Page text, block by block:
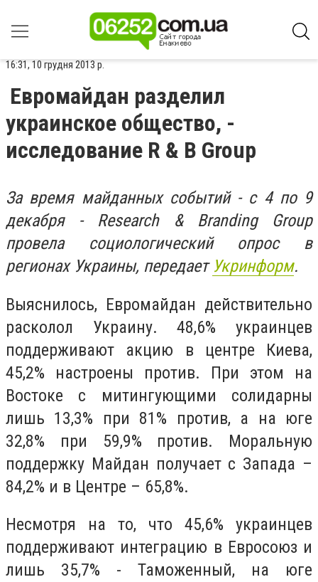
16:31, 10 грудня 2013 р.
Евромайдан разделил
украинское общество, -
исследование R & B Group
За время майданных событий - с 4 по 9
декабря - Research & Branding Group
провела социологический опрос в
регионах Украины, передает Укринформ.
Выяснилось, Евромайдан действительно
расколол Украину. 48,6% украинцев
поддерживают акцию в центре Киева,
45,2% настроены против. При этом на
Востоке с митингующими солидарны
лишь 13,3% при 81% против, а на юге
32,8% при 59,9% против. Моральную
поддержку Майдан получает с Запада –
84,2% и в Центре – 65,8%.
Несмотря на то, что 45,6% украинцев
поддерживают интеграцию в Евросоюз и
лишь 35,7% - Таможенный, на юге